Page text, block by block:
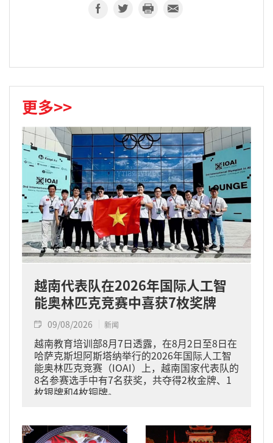
更多>>
越南代表队在2026年国际人工智
能奥林匹克竞赛中喜获7枚奖牌
09/08/2026 新闻
越南教育培训部8月7日透露，在8月2日至8日在
哈萨克斯坦阿斯塔纳举行的2026年国际人工智
能奥林匹克竞赛（IOAI）上，越南国家代表队的
8名参赛选手中有7名获奖，共夺得2枚金牌、1
枚银牌和4枚铜牌。